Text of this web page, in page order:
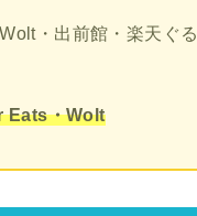
・出前館・楽天ぐる
Eats・Wolt